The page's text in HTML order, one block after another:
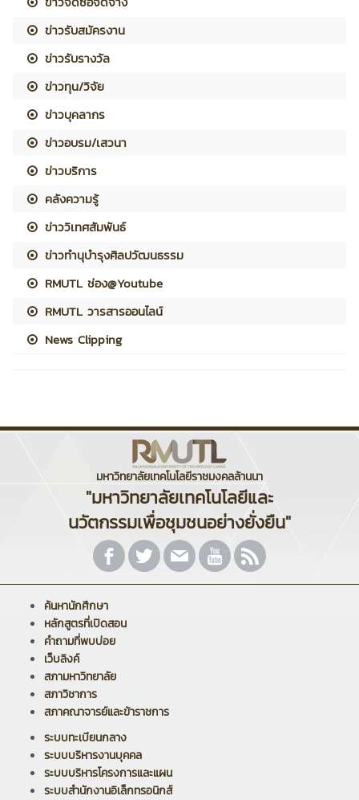
ข่าวรับสมัครงาน
ข่าวรับรางวัล
ข่าวทุน/วิจัย
ข่าวบุคลากร
ข่าวอบรม/เสวนา
ข่าวบริการ
คลังความรู้
ข่าววิเทศสัมพันธ์
ข่าวทำนุบำรุงศิลปวัฒนธรรม
RMUTL ช่อง@Youtube
RMUTL วารสารออนไลน์
News Clipping
มหาวิทยาลัยเทคโนโลยีราชมงคลล้านนา
"มหาวิทยาลัยเทคโนโลยีและ
นวัตกรรมเพื่อชุมชนอย่างยั่งยืน"
ค้นหานักศึกษา
หลักสูตรที่เปิดสอน
คำถามที่พบบ่อย
เว็บลิงค์
สภามหาวิทยาลัย
สภาวิชาการ
สภาคณาจารย์และข้าราชการ
ระบบทะเบียนกลาง
ระบบบริหารงานบุคคล
ระบบบริหารโครงการและแผน
ระบบสำนักงานอิเล็กทรอนิกส์